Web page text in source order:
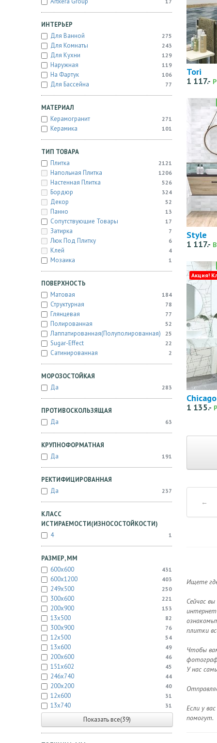
ИНТЕРЬЕР
Для Ванной
275
Для Комнаты 243
Для Кухни 129
Наружная 119
На Фартук 106
Для Бассейна 77
МАТЕРИАЛ
Керамогранит
271
Керамика 101
ТИП ТОВАРА
Плитка
2121
Напольная Плитка 1206
Настенная Плитка 526
Бордюр 324
Декор 52
Панно 13
Сопутствующие Товары 17
Затирка 7
Люк Под Плитку 6
Клей 4
Мозаика 1
ПОВЕРХНОСТЬ
Матовая
184
Структурная 78
Глянцевая 77
Полированная 52
Лаппатированная(полуполированная) 25
Sugar-Effect 22
Сатинированная 2
МОРОЗОСТОЙКАЯ
Да
283
ПРОТИВОСКОЛЬЗЯЩАЯ
Да
63
КРУПНОФОРМАТНАЯ
Да
191
РЕКТИФИЦИРОВАННАЯ
Да
237
КЛАСС
ИСТИРАЕМОСТИ(ИЗНОСОСТОЙКОСТИ)
4
1
РАЗМЕР, ММ
600x600
431
600x1200 403
249x500 250
300x600 221
200x900 153
13x500 82
300x900 76
12x500 54
13x600 49
200x600 46
151x602 45
246x740 44
200x200 40
12x600 31
13x740 31
Показать все(39)
Tori
1 117.-
Style
1 117.-
1 135.-
Акция!
←
Ищете
Сейчас
плитки
Чтобы
У нас
Если у
помогут.